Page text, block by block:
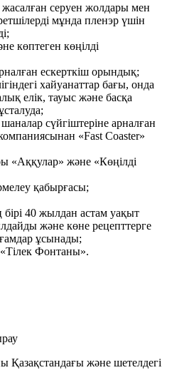
серуен жолдары мен
мұнда пленэр үшін
көптеген көңілді
ескерткіш орындық;
хайуанаттар бағы, онда
елік, тауыс және басқа
сүйгіштеріне арналған
«Fast Coaster»
«Аққулар» және «Көңілді
қабырғасы;
40 жылдан астам уақыт
және көне рецепттерге
ұсынады;
Фонтаны».
Қазақстандағы және шетелдегі